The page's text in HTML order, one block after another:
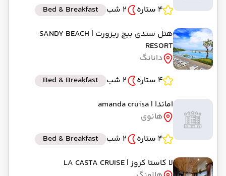
مدت سفر: 11:30
از فرودگاه بین المللی تان سون نهات SGN
حرکت از مبدا: 22:40
به فرودگاه بین‌المللی امام خمینی IKA
رسیدن به مقصد : 03:00
ماهان -Economy
مدت سفر: 11:30
4 ستاره
2 شب
Bed & Breakfast
هتل سندی بیچ ریزورت | SANDY BEACH
RESORT
دانانگ
4 ستاره
2 شب
Bed & Breakfast
اماندا | amanda cruisa
هانوی
4 ستاره
2 شب
Bed & Breakfast
لا کاستا کروز| LA CASTA CRUISE